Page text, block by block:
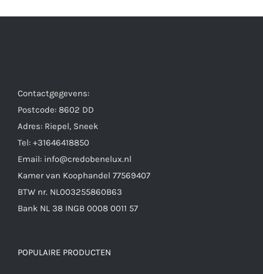
Contactgegevens:
Postcode: 8602 DD
Adres: Riepel, Sneek
Tel: +31646418850
Email: info@credobenelux.nl
Kamer van Koophandel 77569407
BTW nr. NL003255860B63
Bank NL 38 INGB 0008 0011 57
POPULAIRE PRODUCTEN